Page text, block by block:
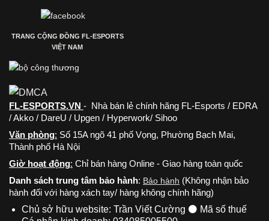
TRANG CỘNG ĐỒNG FL-ESPORTS
VIỆT NAM
FL-ESPORTS.VN - Nhà bán lẻ chính hãng FL-Esports / EDRA
/ Akko / DareU / Upgen / Hyperwork/ Sihoo
Văn phòng: Số 15A ngõ 41 phố Vọng, Phường Bạch Mai,
Thành phố Hà Nội
Giờ hoạt động: Chỉ bán hàng Online - Giao hàng toàn quốc
Danh sách trung tâm bảo hành: Bảo hành (Không nhận bảo
hành đối với hàng xách tay/ hàng không chính hãng)
Chủ sở hữu website: Trần Viết Cường ⚫ Mã số thuế